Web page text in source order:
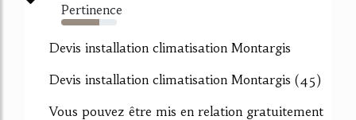
Pertinence
69%
Devis installation climatisation Montargis
Devis installation climatisation Montargis (45)
Vous pouvez être mis en relation gratuitement